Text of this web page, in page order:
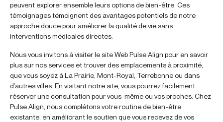
peuvent explorer ensemble leurs options de bien-être. Ces
témoignages témoignent des avantages potentiels de notre
approche douce pour améliorer la qualité de vie sans
interventions médicales directes.
Nous vous invitons à visiter le site Web Pulse Align pour en savoir
plus sur nos services et trouver des emplacements à proximité,
que vous soyez à La Prairie, Mont-Royal, Terrebonne ou dans
d’autres villes. En visitant notre site, vous pourrez facilement
réserver une consultation pour vous-même ou vos proches. Chez
Pulse Align, nous complétons votre routine de bien-être
existante, en améliorant le soutien que vous recevez de vos